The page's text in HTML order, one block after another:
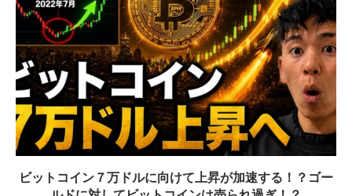
ビットコイン７万ドルに向けて上昇が加速する！？ゴー